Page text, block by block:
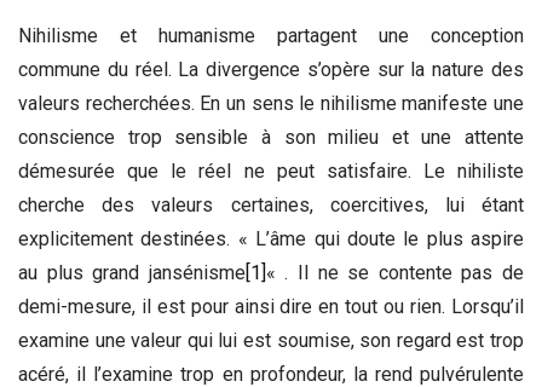
Nihilisme et humanisme partagent une conception
commune du réel. La divergence s’opère sur la nature des
valeurs recherchées. En un sens le nihilisme manifeste une
conscience trop sensible à son milieu et une attente
démesurée que le réel ne peut satisfaire. Le nihiliste
cherche des valeurs certaines, coercitives, lui étant
explicitement destinées. « L’âme qui doute le plus aspire
au plus grand jansénisme[1]« . Il ne se contente pas de
demi-mesure, il est pour ainsi dire en tout ou rien. Lorsqu’il
examine une valeur qui lui est soumise, son regard est trop
acéré, il l’examine trop en profondeur, la rend pulvérulente